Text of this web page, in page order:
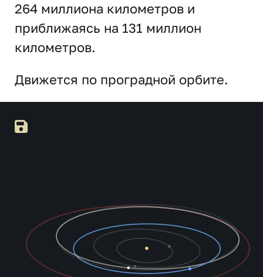
264 миллиона километров и
приближаясь на 131 миллион
километров.
Движется по проградной орбите.